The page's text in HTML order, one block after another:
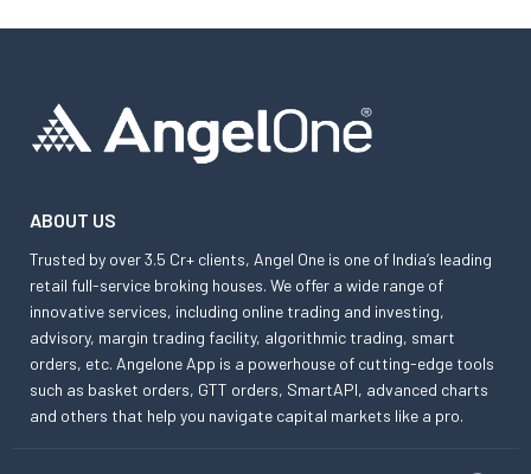
ABOUT US
Trusted by over 3.5 Cr+ clients, Angel One is one of India’s leading
retail full-service broking houses. We offer a wide range of
innovative services, including online trading and investing,
advisory, margin trading facility, algorithmic trading, smart
orders, etc. Angelone App is a powerhouse of cutting-edge tools
such as basket orders, GTT orders, SmartAPI, advanced charts
and others that help you navigate capital markets like a pro.